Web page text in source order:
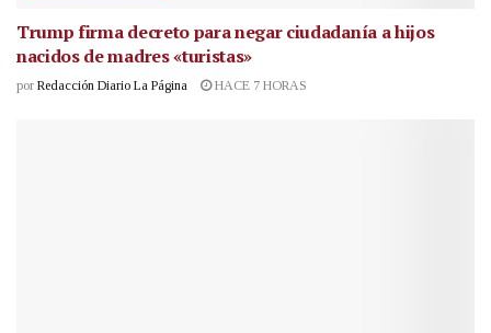
Trump firma decreto para negar ciudadanía a hijos
nacidos de madres «turistas»
por Redacción Diario La Página HACE 7 HORAS